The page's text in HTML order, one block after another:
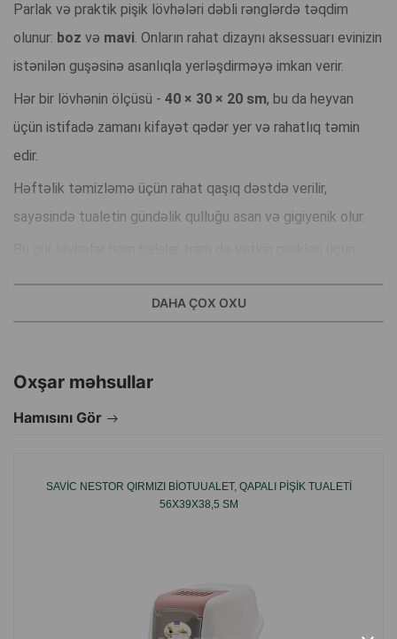
Parlak və praktik pişik lövhələri dəbli rənglərdə təqdim
olunur: boz və mavi. Onların rahat dizaynı aksessuarı evinizin
istənilən guşəsinə asanlıqla yerləşdirməyə imkan verir.
Hər bir lövhənin ölçüsü - 40 × 30 × 20 sm, bu da heyvan
üçün istifadə zamanı kifayət qədər yer və rahatlıq təmin
edir.
Həftəlik təmizləmə üçün rahat qaşıq dəstdə verilir,
sayəsində tualetin gündəlik qulluğu asan və gigiyenik olur.
DAHA ÇOX OXU
Oxşar məhsullar
Hamısını Gör
SAVIC NESTOR QIRMIZI BIOTUUALET, QAPALI PIŞIK TUALETI
56X39X38,5 SM